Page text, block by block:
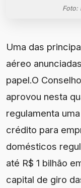
Foto:
Uma das
aéreo
papel.O
aprovou nesta
regulamenta
crédito para
domésticos
até R$ 1 bilhão
capital de giro